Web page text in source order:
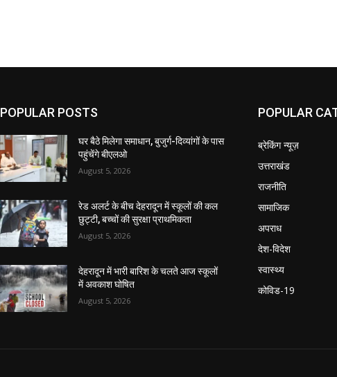
POPULAR POSTS
घर बैठे मिलेगा समाधान, बुजुर्ग-दिव्यांगों के पास
पहुंचेंगे बीएलओ
August 5, 2026
रेड अलर्ट के बीच देहरादून में स्कूलों की कल
छुट्टी, बच्चों की सुरक्षा प्राथमिकता
August 5, 2026
देहरादून में भारी बारिश के चलते आज स्कूलों
में अवकाश घोषित
August 5, 2026
POPULAR
ब्रेकिंग न्यूज़
उत्तराखंड
राजनीति
सामाजिक
अपराध
देश-विदेश
स्वास्थ्य
कोविड-19